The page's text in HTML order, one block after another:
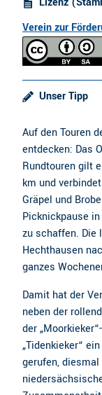
Verein zur
Unser Tipp
Auf den Touren
entdecken: Das
Rundtouren gilt
km und
Gräpel und
Picknickpause
zu schaffen. Die
Hechthausen
ganzes
Damit hat der
neben der
der
„Tidenkieker“
gerufen,